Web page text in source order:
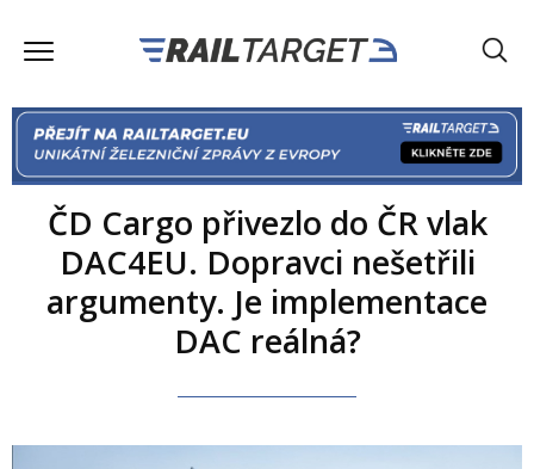
ČD Cargo přivezlo do ČR vlak
DAC4EU. Dopravci nešetřili
argumenty. Je implementace
DAC reálná?